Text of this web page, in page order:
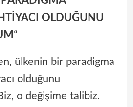
OLDUĞUNU
“
ülkenin bir paradigma
olduğunu
o değişime talibiz.